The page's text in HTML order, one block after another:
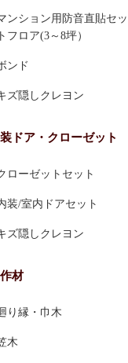
ンション用防音直貼セッ
トフロア(3～8坪）
ンド
ズ隠しクレヨン
ドア・クローゼット
ローゼットセット
装/室内ドアセット
ズ隠しクレヨン
材
り縁・巾木
木